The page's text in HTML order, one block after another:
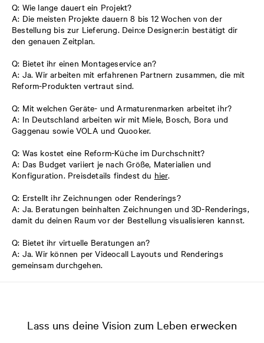
Q: Wie lange dauert ein Projekt?
A: Die meisten Projekte dauern 8 bis 12 Wochen von der
Bestellung bis zur Lieferung. Dein:e Designer:in bestätigt dir
den genauen Zeitplan.
Q: Bietet ihr einen Montageservice an?
A: Ja. Wir arbeiten mit erfahrenen Partnern zusammen, die mit
Reform-Produkten vertraut sind.
Q: Mit welchen Geräte- und Armaturenmarken arbeitet ihr?
A: In Deutschland arbeiten wir mit Miele, Bosch, Bora und
Gaggenau sowie VOLA und Quooker.
Q: Was kostet eine Reform-Küche im Durchschnitt?
A: Das Budget variiert je nach Größe, Materialien und
Konfiguration. Preisdetails findest du hier.
Q: Erstellt ihr Zeichnungen oder Renderings?
A: Ja. Beratungen beinhalten Zeichnungen und 3D-Renderings,
damit du deinen Raum vor der Bestellung visualisieren kannst.
Q: Bietet ihr virtuelle Beratungen an?
A: Ja. Wir können per Videocall Layouts und Renderings
gemeinsam durchgehen.
Lass uns deine Vision zum Leben erwecken